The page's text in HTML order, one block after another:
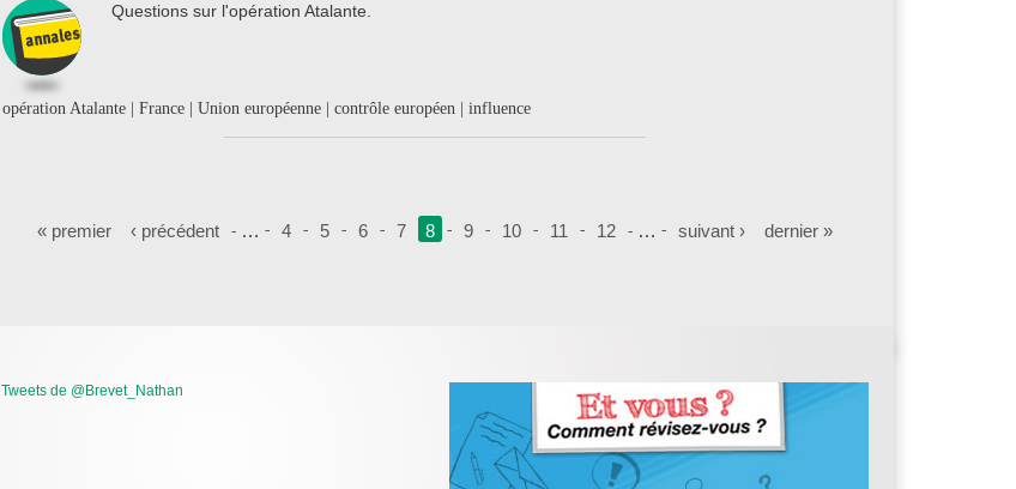
Questions sur l'opération Atalante.
opération Atalante | France | Union européenne | contrôle européen | influence
Pages
« premier ‹ précédent … 4 5 6 7 8 9 10 11 12 … suivant › dernier »
Tweets de @Brevet_Nathan